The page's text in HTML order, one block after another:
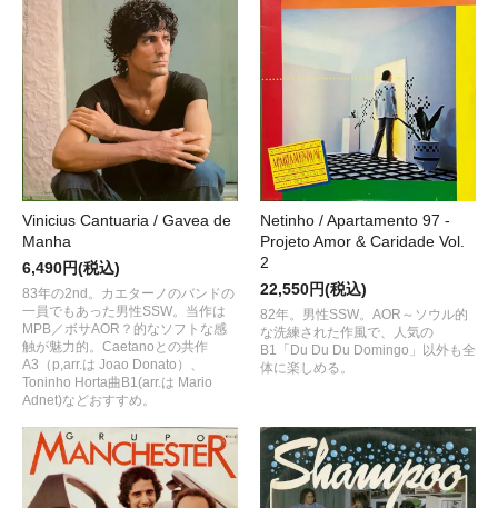
Vinicius Cantuaria / Gavea de
Manha
6,490円(税込)
83年の2nd。カエターノのバンドの
一員でもあった男性SSW。当作は
MPB／ボサAOR？的なソフトな感
触が魅力的。Caetanoとの共作
A3（p,arr.は Joao Donato）、
Toninho Horta曲B1(arr.は Mario
Adnet)などおすすめ。
Netinho / Apartamento 97 -
Projeto Amor & Caridade Vol.
2
22,550円(税込)
82年。男性SSW。AOR～ソウル的
な洗練された作風で、人気の
B1「Du Du Du Domingo」以外も全
体に楽しめる。